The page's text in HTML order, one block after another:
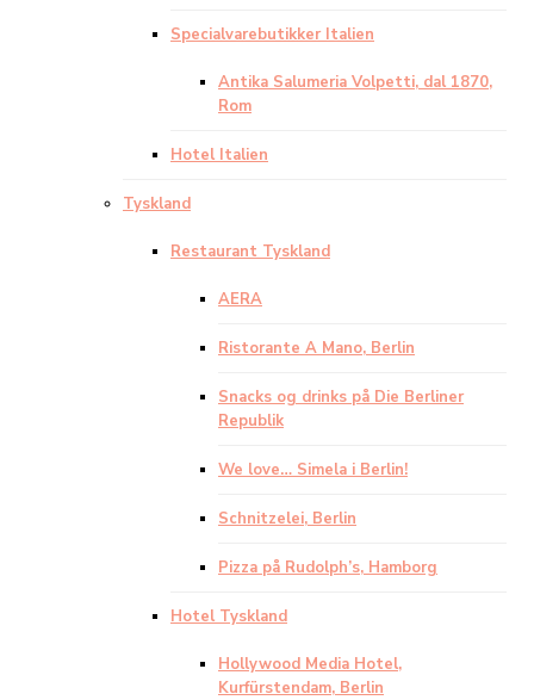
Specialvarebutikker Italien
Antika Salumeria Volpetti, dal 1870,
Rom
Hotel Italien
Tyskland
Restaurant Tyskland
AERA
Ristorante A Mano, Berlin
Snacks og drinks på Die Berliner
Republik
We love… Simela i Berlin!
Schnitzelei, Berlin
Pizza på Rudolph’s, Hamborg
Hotel Tyskland
Hollywood Media Hotel,
Kurfürstendam, Berlin